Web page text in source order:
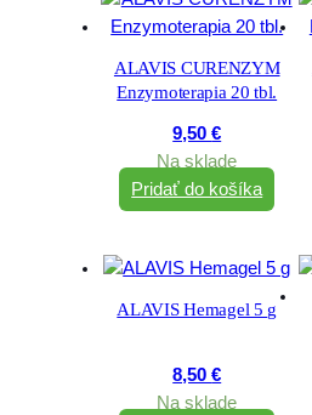
ALAVIS CURENZYM
Enzymoterapia 20 tbl.
9,50€
Na sklade
Pridať do košíka
ALAVIS Hemagel 5 g
8,50€
Na sklade